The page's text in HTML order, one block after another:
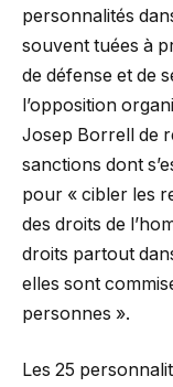
personnalités
souvent tuées à
de défense et de
l’opposition
Josep Borrell de
sanctions dont
pour « cibler les
des droits de
droits partout
elles sont
personnes ».
Les 25